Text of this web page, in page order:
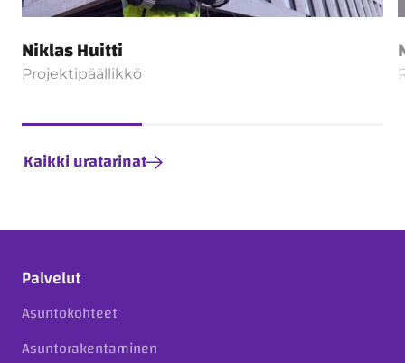
Niklas Huitti
Projektipäällikkö
Kaikki uratarinat
Palvelut
Asuntokohteet
Asuntorakentaminen